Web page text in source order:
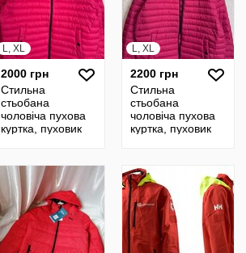
L, XL
2000 грн
Стильна
стьобана
чоловіча пухова
куртка, пуховик
L, XL
2200 грн
Стильна
стьобана
чоловіча пухова
куртка, пуховик